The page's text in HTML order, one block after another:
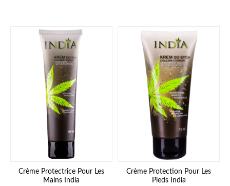
Crème Protectrice Pour Les
Mains India
Crème Protection Pour Les
Pieds India